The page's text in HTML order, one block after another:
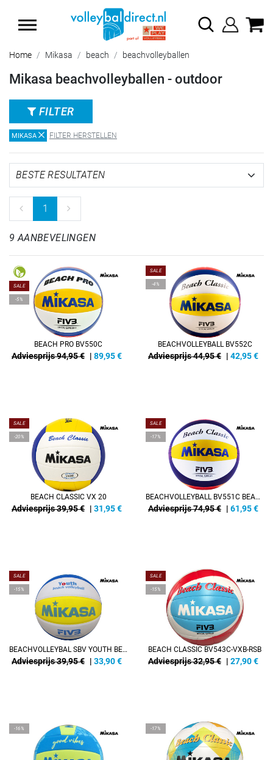
SUMMER SALE: TOT 65% KORTING
Home Mikasa beach beachvolleyballen
Mikasa beachvolleyballen - outdoor
FILTER
MIKASA FILTER HERSTELLEN
1
9 AANBEVELINGEN
SALE
-5%
BEACH PRO BV550C
Adviesprijs 94,95 € | 89,95€
SALE
-4%
BEACHVOLLEYBALL BV552C
Adviesprijs 44,95 € | 42,95€
SALE
-20%
BEACH CLASSIC VX 20
Adviesprijs 39,95 € | 31,95€
SALE
-17%
BEACHVOLLEYBALL BV551C BEACH CLASSIC
Adviesprijs 74,95 € | 61,95€
SALE
-15%
BEACHVOLLEYBAL SBV YOUTH BEACH-VOLLEYBAL
Adviesprijs 39,95 € | 33,90€
SALE
-15%
BEACH CLASSIC BV543C-VXB-RSB
Adviesprijs 32,95 € | 27,90€
-16% -17%